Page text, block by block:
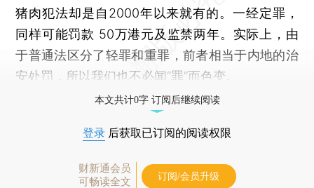
猪肉犯法却是自2000年以来就有的。一经定罪，
同样可能罚款 50万港元及监禁两年。实际上，由
于普通法区分了轻罪和重罪，前者相当于内地的治
安处罚，所以我们也不必闻“罪”而色变。
本文共计0字 订阅后继续阅读
登录 后获取已订阅的阅读权限
财新通会员
可畅读全文
订阅/会员升级